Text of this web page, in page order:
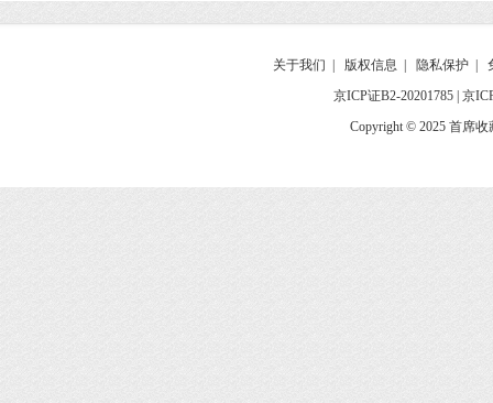
关于我们 版权信息 隐私保护
京ICP证B2-20201785 京
Copyright © 2025 首席收